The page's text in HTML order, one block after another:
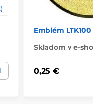
Emblém
Skladom v e-
0,25 €